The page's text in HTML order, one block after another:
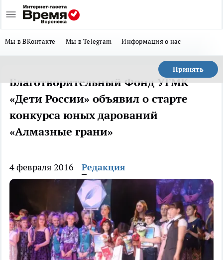
Мы в ВКонтакте Мы в Telegram Информация о нас
Принять
Благотворительный Фонд УГМК
«Дети России» объявил о старте
конкурса юных дарований
«Алмазные грани»
4 февраля 2016 Редакция